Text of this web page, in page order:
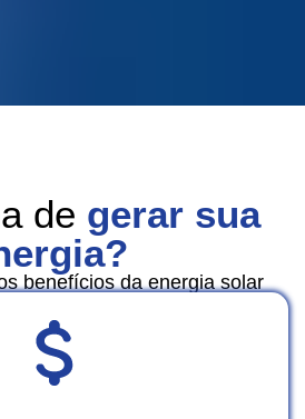
de gerar sua
benefícios da energia solar